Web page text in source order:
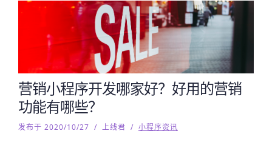
营销小程序开发哪家好？好用的营销
功能有哪些？
发布于 2020/10/27 / 上线君 / 小程序资讯